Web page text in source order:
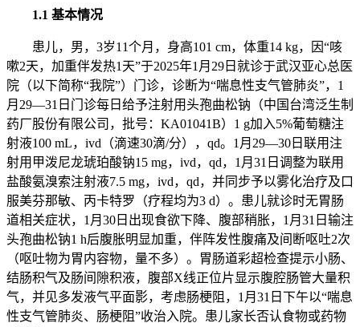
1.1 基本情况
患儿，男，3岁11个月，身高101 cm，体重14 kg，因“咳
嗽2天，加重伴发热1天”于2025年1月29日就诊于武汉亚心总医
院（以下简称“我院”）门诊，诊断为“喘息性支气管肺炎”，1
月29—31日门诊每日给予注射用头孢曲松钠（中国台湾泛生制
药厂股份有限公司，批号：KA01041B）1 g加入5%葡萄糖注
射液100 mL，ivd（滴速30滴/分），qd。1月29—30日联用注
射用甲泼尼龙琥珀酸钠15 mg，ivd，qd，1月31日调整为联用
盐酸氨溴索注射液7.5 mg，ivd，qd，并同步予以雾化治疗及口
服美芬那敏、丙卡特罗（疗程均为3 d）。患儿就诊时无胃肠
道相关症状，1月30日出现食欲下降、腹部稍胀，1月31日输注
头孢曲松钠1 h后腹胀明显加重，伴阵发性腹痛及间断呕吐2次
（呕吐物为胃内容物，量不多）。胃肠道彩超检查提示小肠、
结肠积气及肠间隙积液，腹部X线正位片显示腹腔肠管大量积
气，并见多发液气平面影，考虑肠梗阻，1月31日下午以“喘息
性支气管肺炎、肠梗阻”收治入院。患儿家长否认食物或药物